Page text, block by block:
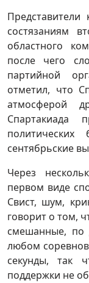
Представители
состязаниям
областного
после чего
партийной
отметил, что
атмосферой
Спартакиада
сентябрьские
Через
первом виде
Свист, шум,
говорит о том,
смешанные, по
любом
секунды, так
поддержки не